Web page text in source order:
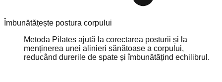
Îmbunătățește postura corpului
Metoda Pilates ajută la corectarea posturii și la
menținerea unei alinieri sănătoase a corpului,
reducând durerile de spate și îmbunătățind echilibrul.